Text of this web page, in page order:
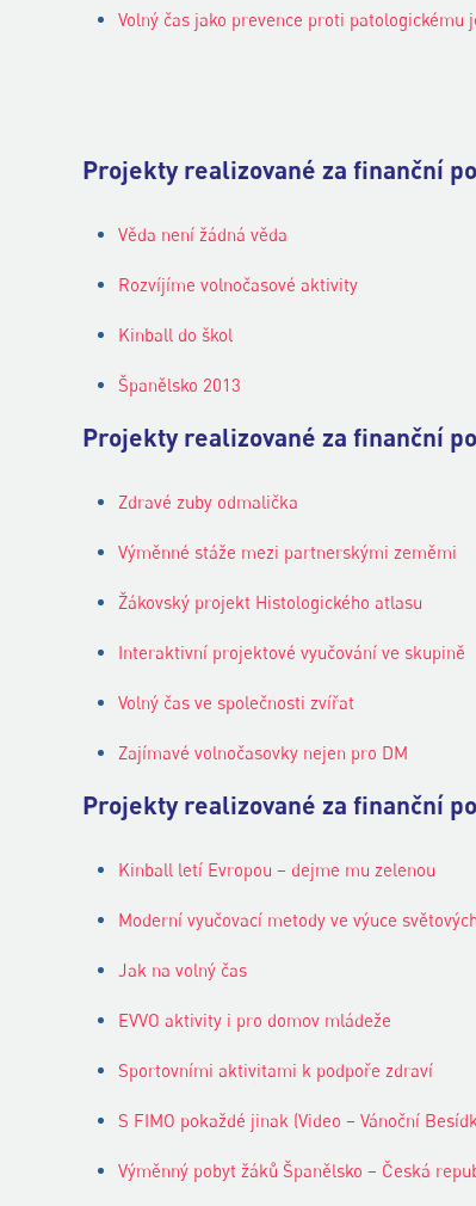
Volný čas jako prevence proti patologickému
Projekty realizované za finanční
Věda není žádná věda
Rozvíjíme volnočasové aktivity
Kinball do škol
Španělsko 2013
Projekty realizované za finanční
Zdravé zuby odmalička
Výměnné stáže mezi partnerskými zeměmi
Žákovský projekt Histologického atlasu
Interaktivní projektové vyučování ve skupině
Volný čas ve společnosti zvířat
Zajímavé volnočasovky nejen pro DM
Projekty realizované za finanční
Kinball letí Evropou – dejme mu zelenou
Moderní vyučovací metody ve výuce
Jak na volný čas
EVVO aktivity i pro domov mládeže
Sportovními aktivitami k podpoře zdraví
S FIMO pokaždé jinak (Video – Vánoční
Výměnný pobyt žáků Španělsko – Česká